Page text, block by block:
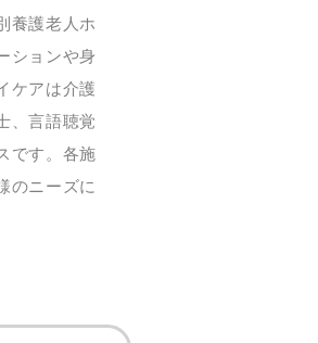
養護老人ホ
ションや身
ケアは介護
、言語聴覚
です。各施
のニーズに